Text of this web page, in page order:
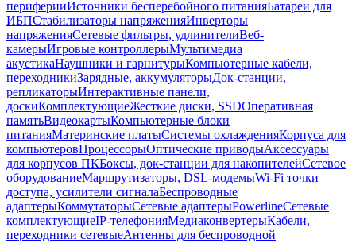
периферииИсточники бесперебойного питанияБатареи для
ИБПСтабилизаторы напряженияИнверторы
напряженияСетевые фильтры, удлинителиВеб-
камерыИгровые контроллерыМультимедиа
акустикаНаушники и гарнитурыКомпьютерные кабели,
переходникиЗарядные, аккумуляторыДок-станции,
репликаторыИнтерактивные панели,
доскиКомплектующиеЖесткие диски, SSDОперативная
памятьВидеокартыКомпьютерные блоки
питанияМатеринские платыСистемы охлажденияКорпуса для
компьютеровПроцессорыОптические приводыАксессуары
для корпусов ПКБоксы, док-станции для накопителейСетевое
оборудованиеМаршрутизаторы, DSL-модемыWi-Fi точки
доступа, усилители сигналаБеспроводные
адаптерыКоммутаторыСетевые адаптерыPowerlineСетевые
комплектующиеIP-телефонияМедиаконвертерыКабели,
переходники сетевыеАнтенны для беспроводной